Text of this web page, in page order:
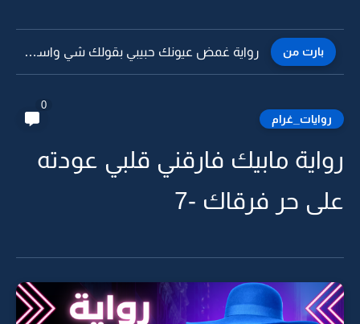
بارت من رواية غمض عيونك حبيبي بقولك شي واسمعني بقلب -3
روايات_غرام
0
رواية مابيك فارقني قلبي عودته
على حر فرقاك -7